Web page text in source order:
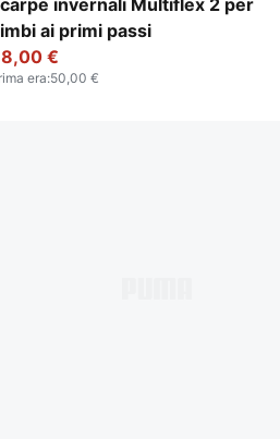
invernali Multiflex 2 per
ai primi passi
€
era:50,00 €